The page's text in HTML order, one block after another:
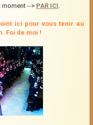
--> PAR ICI.
ici pour vous tenir au
Foi de moi !